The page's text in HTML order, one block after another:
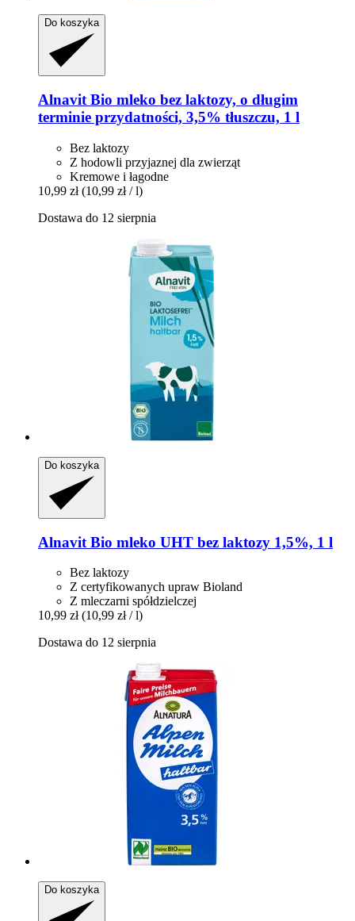
Do koszyka
Alnavit Bio mleko bez laktozy, o długim
terminie przydatności, 3,5% tłuszczu, 1 l
Bez laktozy
Z hodowli przyjaznej dla zwierząt
Kremowe i łagodne
10,99 zł (10,99 zł / l)
Dostawa do 12 sierpnia
Do koszyka
Alnavit Bio mleko UHT bez laktozy 1,5%, 1 l
Bez laktozy
Z certyfikowanych upraw Bioland
Z mleczarni spółdzielczej
10,99 zł (10,99 zł / l)
Dostawa do 12 sierpnia
Do koszyka